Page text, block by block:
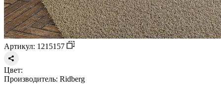
Артикул: 1215157
Цвет:
Производитель: Ridberg